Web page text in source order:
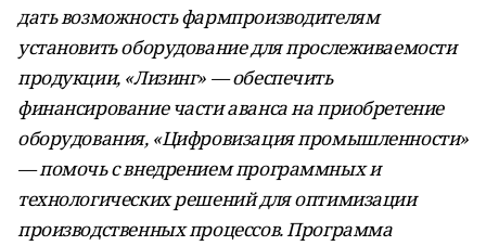
дать возможность фармпроизводителям
установить оборудование для прослеживаемости
продукции, «Лизинг» — обеспечить
финансирование части аванса на приобретение
оборудования, «Цифровизация промышленности»
— помочь с внедрением программных и
технологических решений для оптимизации
производственных процессов. Программа